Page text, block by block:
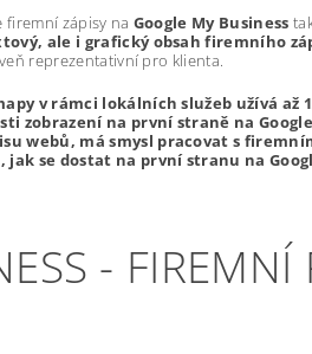
zápisy na Google My Business
ale i grafický obsah firemního
reprezentativní pro klienta.
v rámci lokálních služeb užívá
zobrazení na první straně na Google
webů, má smysl pracovat s
se dostat na první stranu na
- FIREMNÍ